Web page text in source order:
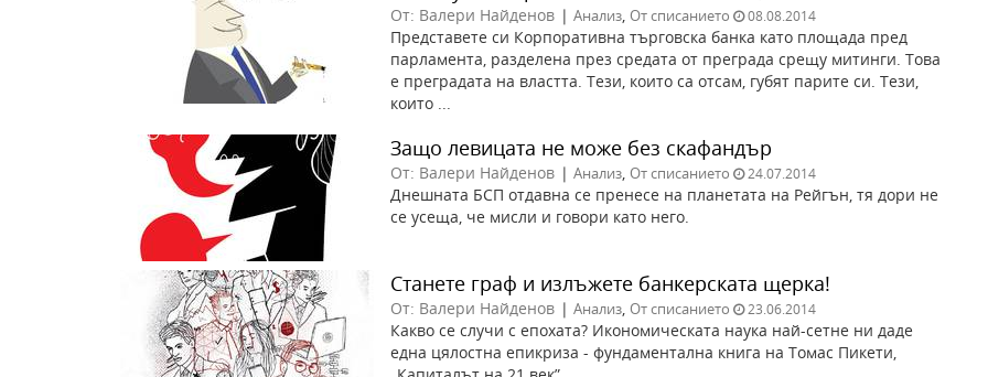
От: Валери Найденов | Анализ, От списанието 08.08.2014
Представете си Корпоративна търговска банка като площада пред
парламента, разделена през средата от преграда срещу митинги. Това
е преградата на властта. Тези, които са отсам, губят парите си. Тези,
които ...
Защо левицата не може без скафандър
От: Валери Найденов | Анализ, От списанието 24.07.2014
Днешната БСП отдавна се пренесе на планетата на Рейгън, тя дори не
се усеща, че мисли и говори като него.
Станете граф и излъжете банкерската щерка!
От: Валери Найденов | Анализ, От списанието 23.06.2014
Какво се случи с епохата? Икономическата наука най-сетне ни даде
една цялостна епикриза - фундаментална книга на Томас Пикети,